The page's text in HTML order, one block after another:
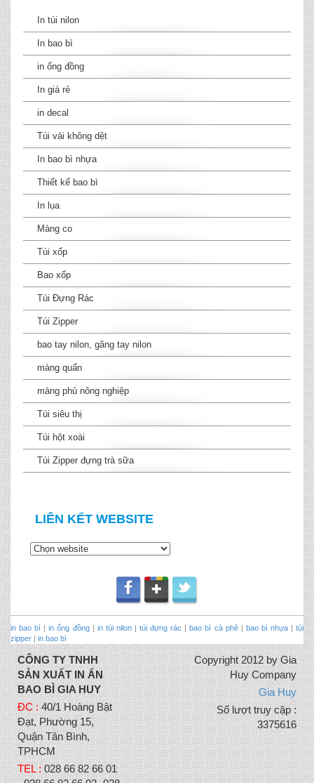
In túi nilon
In bao bì
in ống đồng
In giá rẻ
in decal
Túi vải không dệt
In bao bì nhựa
Thiết kế bao bì
In lụa
Màng co
Túi xốp
Bao xốp
Túi Đựng Rác
Túi Zipper
bao tay nilon, găng tay nilon
màng quấn
màng phủ nông nghiệp
Túi siêu thị
Túi hột xoài
Túi Zipper đựng trà sữa
LIÊN KẾT WEBSITE
in bao bì |in ống đồng| in túi nilon|túi đựng rác bao bì cà phê| bao bì nhựa|túi
zipper
in bao bì
CÔNG TY TNHH
SẢN XUẤT IN ẤN
BAO BÌ GIA HUY
ĐC : 40/1 Hoàng Bật
Đạt, Phường 15,
Quận Tân Bình,
TPHCM
TEL : 028 66 82 66 01
Copyright 2012 by Gia
Huy Company
Gia Huy
Số lượt truy cập :
3375616